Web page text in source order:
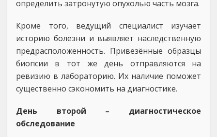
определить затронутую опухолью часть мозга.
Кроме того, ведущий специалист изучает
историю болезни и выявляет наследственную
предрасположенность. Привезённые образцы
биопсии в тот же день отправляются на
ревизию в лабораторию. Их наличие поможет
существенно сэкономить на диагностике.
День второй – диагностическое
обследование